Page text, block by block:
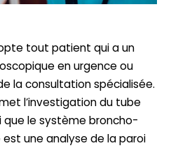
tout patient qui a un
en urgence ou
la consultation spécialisée.
l’investigation du tube
le système broncho-
est une analyse de la paroi